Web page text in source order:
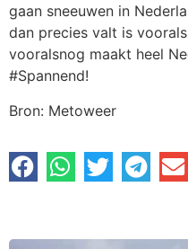
gaan sneeuwen in
dan precies valt is
vooralsnog maakt heel
#Spannend!
Bron: Metoweer